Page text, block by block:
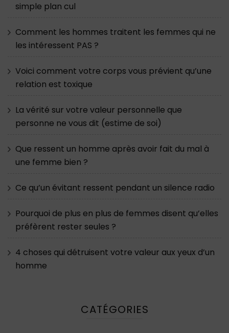
simple plan cul
Comment les hommes traitent les femmes qui ne
les intéressent PAS ?
Voici comment votre corps vous prévient qu’une
relation est toxique
La vérité sur votre valeur personnelle que
personne ne vous dit (estime de soi)
Que ressent un homme après avoir fait du mal à
une femme bien ?
Ce qu’un évitant ressent pendant un silence radio
Pourquoi de plus en plus de femmes disent qu’elles
préfèrent rester seules ?
4 choses qui détruisent votre valeur aux yeux d’un
homme
CATÉGORIES